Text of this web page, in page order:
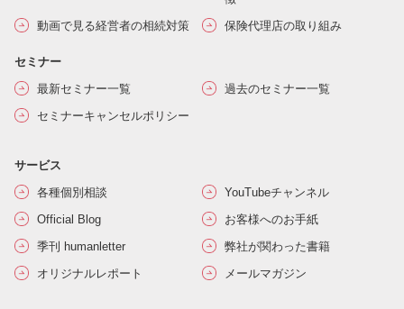
動画で見る経営者の相続対策
保険代理店の取り組み
セミナー
最新セミナー一覧
過去のセミナー一覧
セミナーキャンセルポリシー
サービス
各種個別相談
YouTubeチャンネル
Official Blog
お客様へのお手紙
季刊 humanletter
弊社が関わった書籍
オリジナルレポート
メールマガジン